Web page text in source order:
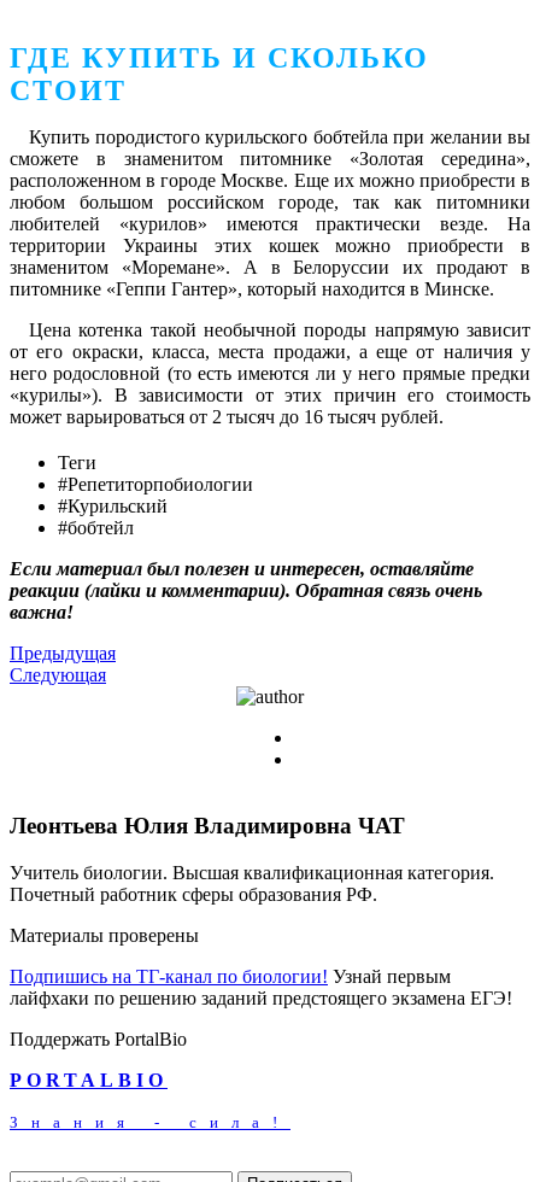
ГДЕ КУПИТЬ И СКОЛЬКО
СТОИТ
Купить породистого курильского бобтейла при желании вы
сможете в знаменитом питомнике «Золотая середина»,
расположенном в городе Москве. Еще их можно приобрести в
любом большом российском городе, так как питомники
любителей «курилов» имеются практически везде. На
территории Украины этих кошек можно приобрести в
знаменитом «Моремане». А в Белоруссии их продают в
питомнике «Геппи Гантер», который находится в Минске.
Цена котенка такой необычной породы напрямую зависит
от его окраски, класса, места продажи, а еще от наличия у
него родословной (то есть имеются ли у него прямые предки
«курилы»). В зависимости от этих причин его стоимость
может варьироваться от 2 тысяч до 16 тысяч рублей.
Теги
#Репетиторпобиологии
#Курильский
#бобтейл
Если материал был полезен и интересен, оставляйте
реакции (лайки и комментарии). Обратная связь очень
важна!
Предыдущая
Следующая
Леонтьева Юлия Владимировна ЧАТ
Учитель биологии. Высшая квалификационная категория.
Почетный работник сферы образования РФ.
Материалы проверены
Подпишись на ТГ-канал по биологии! Узнай первым
лайфхаки по решению заданий предстоящего экзамена ЕГЭ!
Поддержать PortalBio
PORTALBIO
Знания - сила!